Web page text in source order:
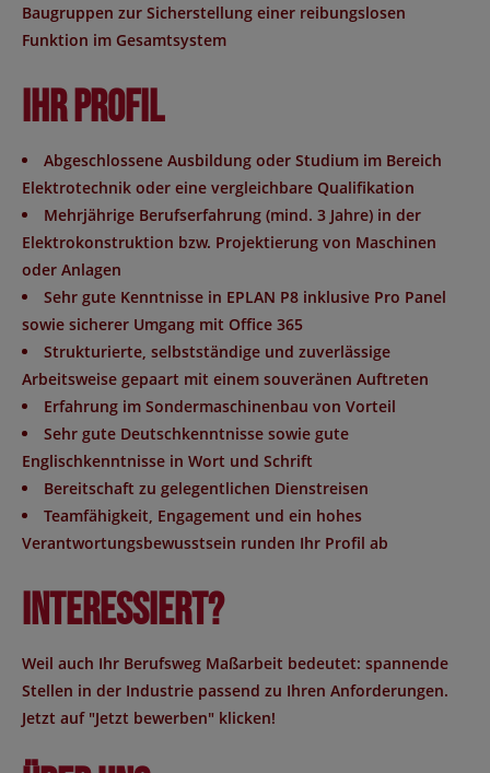
Baugruppen zur Sicherstellung einer reibungslosen
Funktion im Gesamtsystem
Ihr Profil
Abgeschlossene Ausbildung oder Studium im Bereich
Elektrotechnik oder eine vergleichbare Qualifikation
Mehrjährige Berufserfahrung (mind. 3 Jahre) in der
Elektrokonstruktion bzw. Projektierung von Maschinen
oder Anlagen
Sehr gute Kenntnisse in EPLAN P8 inklusive Pro Panel
sowie sicherer Umgang mit Office 365
Strukturierte, selbstständige und zuverlässige
Arbeitsweise gepaart mit einem souveränen Auftreten
Erfahrung im Sondermaschinenbau von Vorteil
Sehr gute Deutschkenntnisse sowie gute
Englischkenntnisse in Wort und Schrift
Bereitschaft zu gelegentlichen Dienstreisen
Teamfähigkeit, Engagement und ein hohes
Verantwortungsbewusstsein runden Ihr Profil ab
Interessiert?
Weil auch Ihr Berufsweg Maßarbeit bedeutet: spannende
Stellen in der Industrie passend zu Ihren Anforderungen.
Jetzt auf "Jetzt bewerben" klicken!